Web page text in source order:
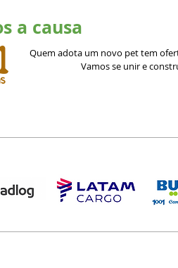
a causa
Quem adota um novo pet tem
Vamos se unir e